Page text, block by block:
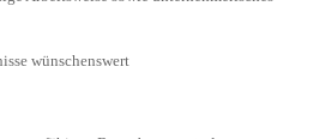
wünschenswert